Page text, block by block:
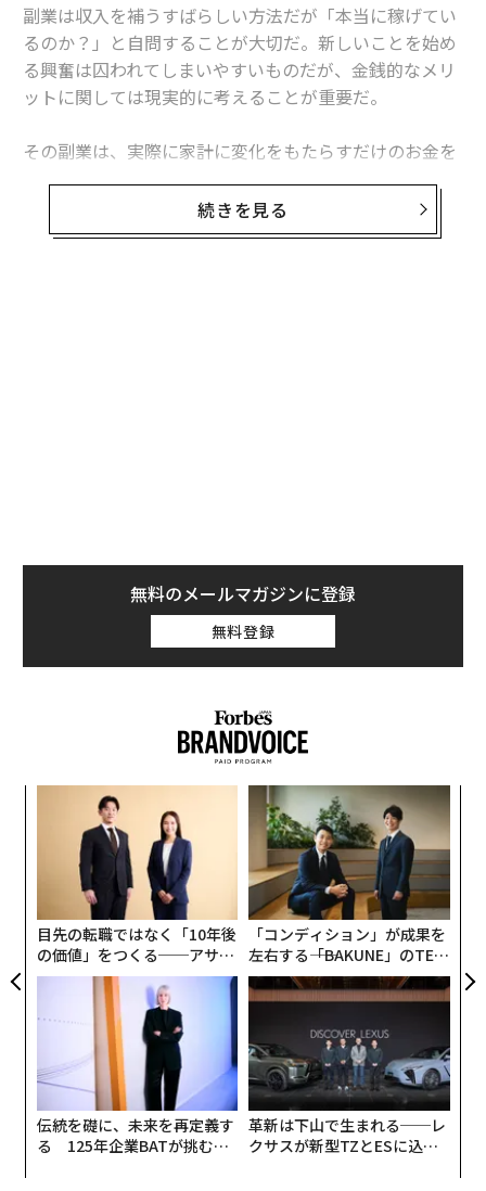
副業は収入を補うすばらしい方法だが「本当に稼げてい
るのか？」と自問することが大切だ。新しいことを始め
る興奮は囚われてしまいやすいものだが、金銭的なメリ
ットに関しては現実的に考えることが重要だ。
その副業は、実際に家計に変化をもたらすだけのお金を
的に持続可能なのだろうか？ これらは、副業にすべて
のエネルギーとリソースを投入する前に考えるべき重要
続きを見る
無料のメールマガジンに登録
無料登録
目先の転職ではなく「10年後
の価値」をつくる──アサイ
ンの長期伴走型支援とは
「コンディション」が成果を
左右する――「BAKUNE」のTEN
TIALが支える「挑戦者の明
日」
伝統を礎に、未来を再定義す
る 125年企業BATが挑むス
革新は下山で生まれる──レ
クサスが新型TZとESに込め